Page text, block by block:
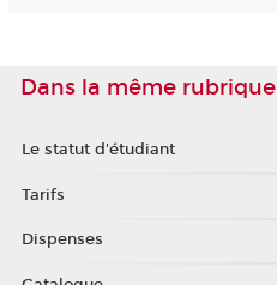
Dans la même rubrique
Le statut d'étudiant
Tarifs
Dispenses